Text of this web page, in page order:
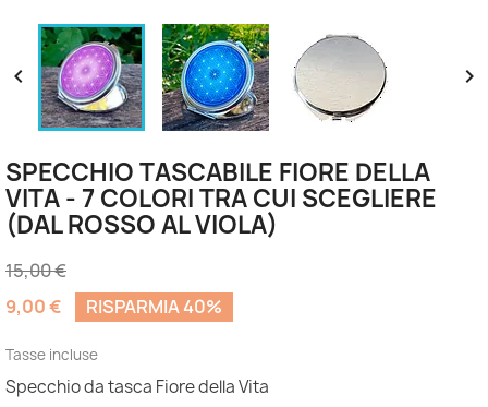
 
SPECCHIO TASCABILE FIORE DELLA
VITA - 7 COLORI TRA CUI SCEGLIERE
(DAL ROSSO AL VIOLA)
15,00 €
9,00 €
RISPARMIA 40%
Tasse incluse
Specchio da tasca Fiore della Vita